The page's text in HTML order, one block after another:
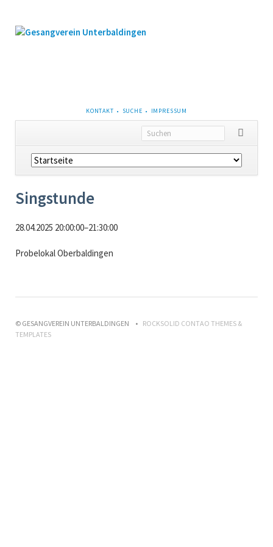
NAVIGATION
ÜBERSPRINGEN
KONTAKT SUCHE IMPRESSUM
Navigation
überspringen
Singstunde
28.04.2025 20:00:00–21:30:00
Probelokal Oberbaldingen
© GESANGVEREIN UNTERBALDINGEN
ROCKSOLID CONTAO THEMES &
TEMPLATES